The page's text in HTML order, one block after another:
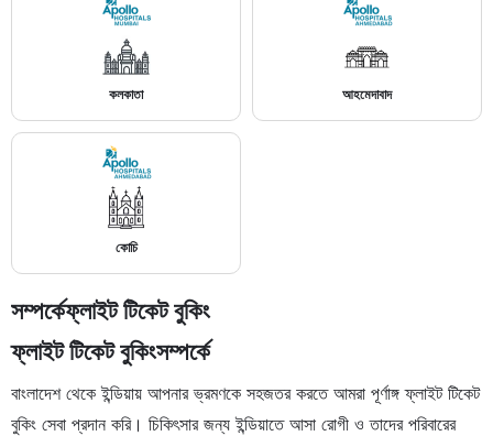
কলকাতা আহমেদাবাদ
কোচি
সম্পর্কেফ্লাইট টিকেট বুকিং
ফ্লাইট টিকেট বুকিংসম্পর্কে
বাংলাদেশ থেকে ইন্ডিয়ায় আপনার ভ্রমণকে সহজতর করতে আমরা পূর্ণাঙ্গ ফ্লাইট টিকেট
বুকিং সেবা প্রদান করি। চিকিৎসার জন্য ইন্ডিয়াতে আসা রোগী ও তাদের পরিবারের